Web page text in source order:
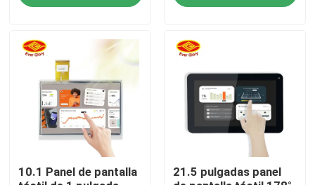
Sobre nosotros
Visita a la fábrica
Control de Calidad
10.1 Panel de pantalla
21.5 pulgadas panel